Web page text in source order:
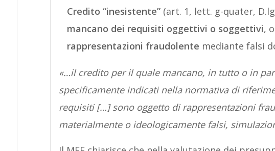
Credito “inesistente”(art. 1, lett. g-quater,
mancano dei requisiti oggettivi o soggettivi,
rappresentazioni fraudolente mediante falsi
«…il credito per il quale mancano, in tutto o in
specificamente indicati nella normativa di
requisiti […] sono oggetto di rappresentazioni
materialmente o ideologicamente falsi,